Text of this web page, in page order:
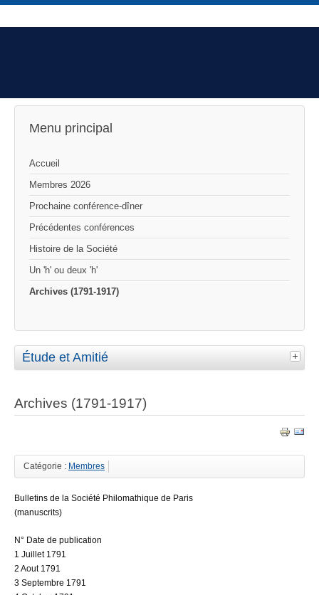
Menu principal
Accueil
Membres 2026
Prochaine conférence-dîner
Précédentes conférences
Histoire de la Société
Un 'h' ou deux 'h'
Archives (1791-1917)
Étude et Amitié
Archives (1791-1917)
Catégorie : Membres
Bulletins de la Société Philomathique de Paris
(manuscrits)
N° Date de publication
1 Juillet 1791
2 Aout 1791
3 Septembre 1791